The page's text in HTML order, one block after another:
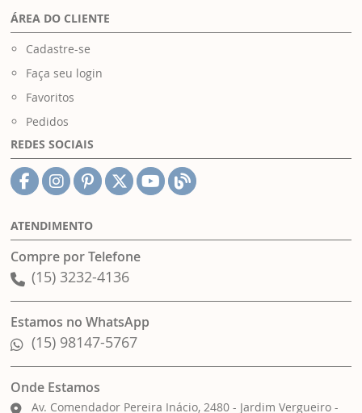
ÁREA DO CLIENTE
Cadastre-se
Faça seu login
Favoritos
Pedidos
REDES SOCIAIS
ATENDIMENTO
Compre por Telefone
(15) 3232-4136
Estamos no WhatsApp
(15) 98147-5767
Onde Estamos
Av. Comendador Pereira Inácio, 2480 - Jardim Vergueiro -